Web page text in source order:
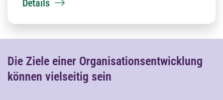
Details
Die Ziele einer Organisationsentwicklung
können vielseitig sein